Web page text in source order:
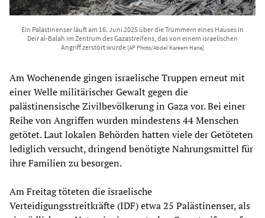
Ein Palästinenser läuft am 16. Juni 2025 über die Trümmern eines Hauses in
Deir al-Balah im Zentrum des Gazastreifens, das von einem israelischen
Angriff zerstört wurde [AP Photo/Abdel Kareem Hana]
Am Wochenende gingen israelische Truppen erneut mit
einer Welle militärischer Gewalt gegen die
palästinensische Zivilbevölkerung in Gaza vor. Bei einer
Reihe von Angriffen wurden mindestens 44 Menschen
getötet. Laut lokalen Behörden hatten viele der Getöteten
lediglich versucht, dringend benötigte Nahrungsmittel für
ihre Familien zu besorgen.
Am Freitag töteten die israelische
Verteidigungsstreitkräfte (IDF) etwa 25 Palästinenser, als